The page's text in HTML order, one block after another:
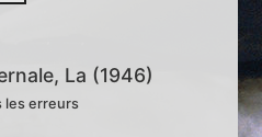
La (1946)
les erreurs